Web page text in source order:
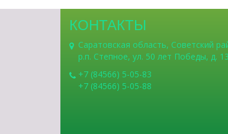
КОНТАКТЫ
Саратовская область, Советский
р.п. Степное, ул. 50 лет Победы, д. 13
+7 (84566) 5-05-83
+7 (84566) 5-05-88